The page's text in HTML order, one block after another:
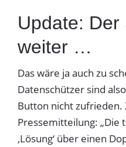
Update: Der
weiter …
Das wäre ja auch zu
Datenschützer sind
Button nicht zufrieden.
Pressemitteilung: „Die
‚Lösung‘ über einen